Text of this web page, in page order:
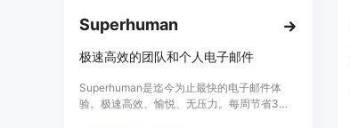
Superhuman
极速高效的团队和个人电子邮件
Superhuman是迄今为止最快的电子邮件体
验。极速高效、愉悦、无压力。每周节省3个